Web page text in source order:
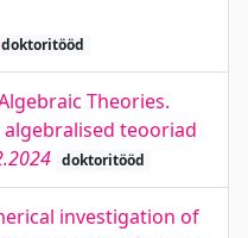
doktoritööd
Theories.
teooriad
doktoritööd
investigation of